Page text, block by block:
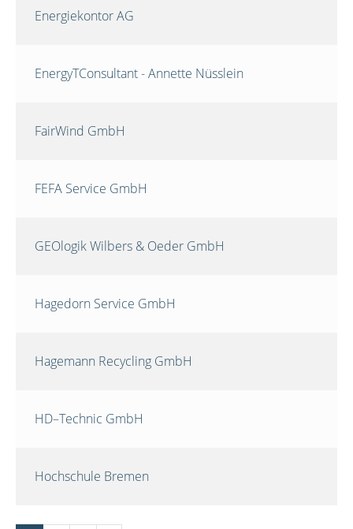
Energiekontor AG
EnergyTConsultant - Annette Nüsslein
FairWind GmbH
FEFA Service GmbH
GEOlogik Wilbers & Oeder GmbH
Hagedorn Service GmbH
Hagemann Recycling GmbH
HD–Technic GmbH
Hochschule Bremen